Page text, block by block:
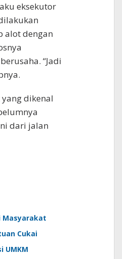
eksekutor
alot dengan
“Jadi
dikenal
dari jalan
Masyarakat
Cukai
UMKM